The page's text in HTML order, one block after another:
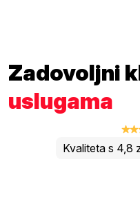
Zadovoljni
uslugama
Kvaliteta s 4,8